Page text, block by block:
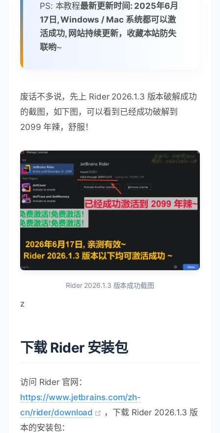
PS: 本教程最新更新时间: 2025年6月
17日, Windows / Mac 系统都可以激
活成功, 网站持续更新，收藏本站防失
联哟~
废话不多说，先上 Rider 2026.1.3 版本破解成功
的截图，如下图，可以看到已经成功破解到
2099 年辣，舒服！
Rider 2026.1.3 版本成功截图
z
下载 Rider 安装包
访问 Rider 官网：
https://www.jetbrains.com/zh-
cn/rider/download
，下载 Rider 2026.1.3 版
本的安装包：